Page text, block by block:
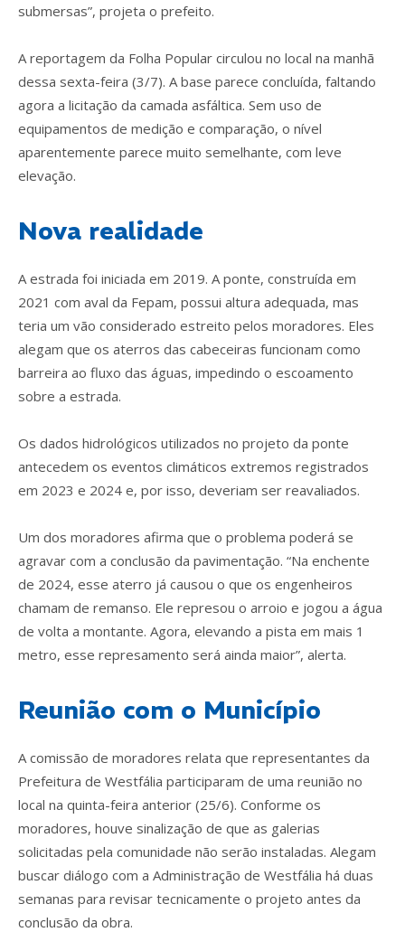
submersas”, projeta o prefeito.
A reportagem da Folha Popular circulou no local na manhã
dessa sexta-feira (3/7). A base parece concluída, faltando
agora a licitação da camada asfáltica. Sem uso de
equipamentos de medição e comparação, o nível
aparentemente parece muito semelhante, com leve
elevação.
Nova realidade
A estrada foi iniciada em 2019. A ponte, construída em
2021 com aval da Fepam, possui altura adequada, mas
teria um vão considerado estreito pelos moradores. Eles
alegam que os aterros das cabeceiras funcionam como
barreira ao fluxo das águas, impedindo o escoamento
sobre a estrada.
Os dados hidrológicos utilizados no projeto da ponte
antecedem os eventos climáticos extremos registrados
em 2023 e 2024 e, por isso, deveriam ser reavaliados.
Um dos moradores afirma que o problema poderá se
agravar com a conclusão da pavimentação. “Na enchente
de 2024, esse aterro já causou o que os engenheiros
chamam de remanso. Ele represou o arroio e jogou a água
de volta a montante. Agora, elevando a pista em mais 1
metro, esse represamento será ainda maior”, alerta.
Reunião com o Município
A comissão de moradores relata que representantes da
Prefeitura de Westfália participaram de uma reunião no
local na quinta-feira anterior (25/6). Conforme os
moradores, houve sinalização de que as galerias
solicitadas pela comunidade não serão instaladas. Alegam
buscar diálogo com a Administração de Westfália há duas
semanas para revisar tecnicamente o projeto antes da
conclusão da obra.